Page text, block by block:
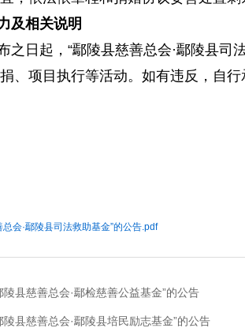
及相关说明
之日起，“鄢陵县慈善总会·鄢陵县
、项目执行等活动。如有违反，自行
会·鄢陵县司法救助基金”的公告.pdf
陵县慈善总会·鄢检慈善公益基金”的公告
陵县慈善总会·鄢陵县培民励志基金”的公告